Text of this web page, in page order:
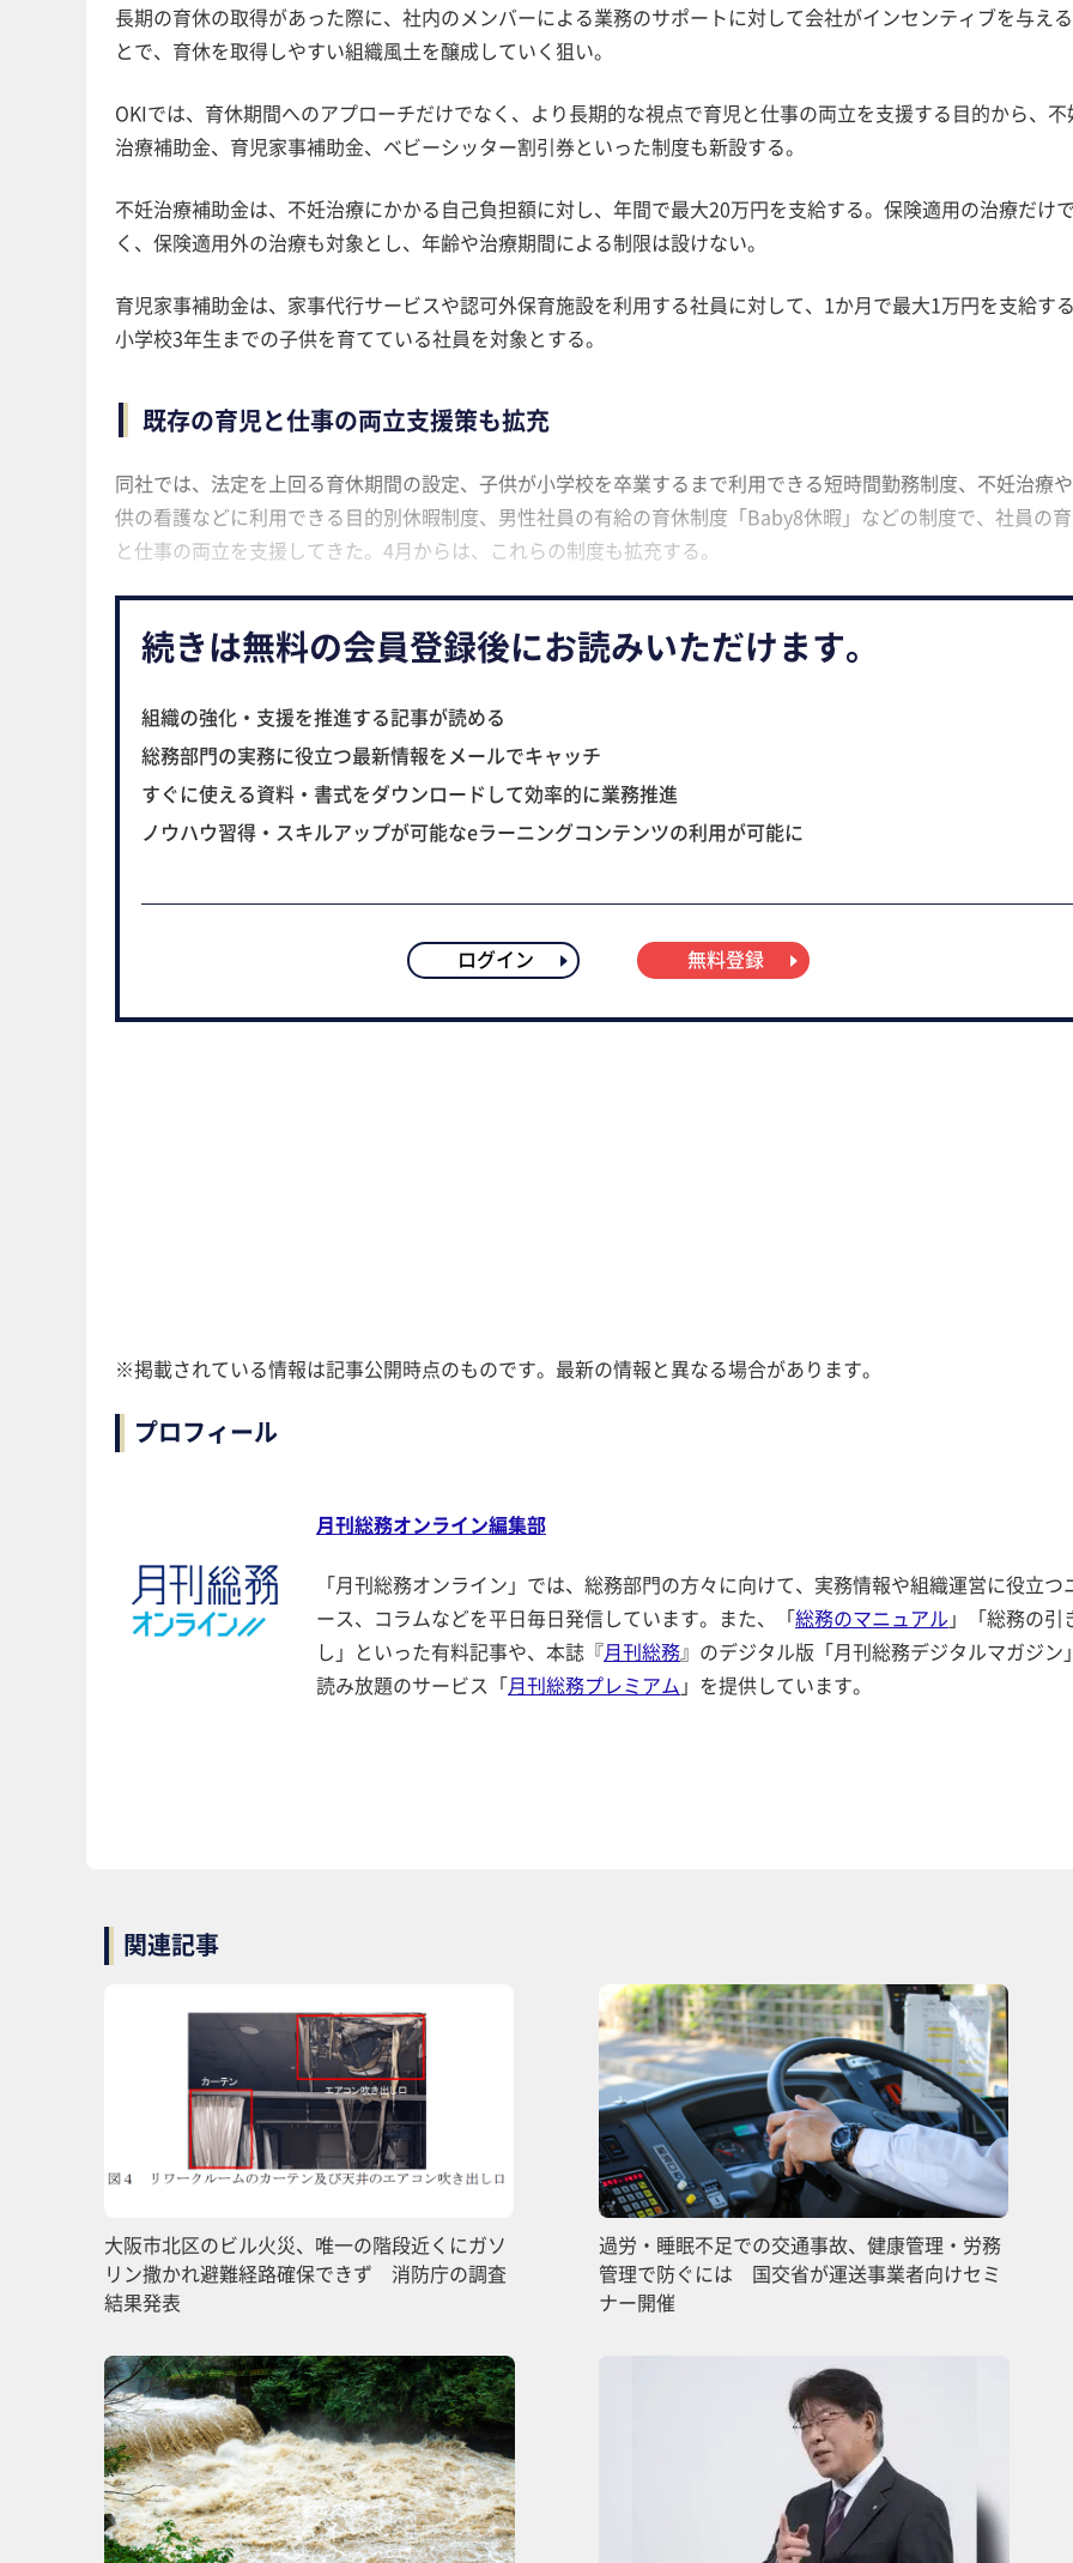
長期の育休の取得があった際に、社内のメンバーによる業務のサポートに対して会社がインセンティブを与え
とで、育休を取得しやすい組織風土を醸成していく狙い。
OKIでは、育休期間へのアプローチだけでなく、より長期的な視点で育児と仕事の両立を支援する目的から、不
治療補助金、育児家事補助金、ベビーシッター割引券といった制度も新設する。
不妊治療補助金は、不妊治療にかかる自己負担額に対し、年間で最大20万円を支給する。保険適用の治療だけ
く、保険適用外の治療も対象とし、年齢や治療期間による制限は設けない。
育児家事補助金は、家事代行サービスや認可外保育施設を利用する社員に対して、1か月で最大1万円を支給す
小学校3年生までの子供を育てている社員を対象とする。
既存の育児と仕事の両立支援策も拡充
同社では、法定を上回る育休期間の設定、子供が小学校を卒業するまで利用できる短時間勤務制度、不妊治療
供の看護などに利用できる目的別休暇制度、男性社員の有給の育休制度「Baby8休暇」などの制度で、社員の
と仕事の両立を支援してきた。4月からは、これらの制度も拡充する。
続きは無料の会員登録後にお読みいただけます。
組織の強化・支援を推進する記事が読める
総務部門の実務に役立つ最新情報をメールでキャッチ
すぐに使える資料・書式をダウンロードして効率的に業務推進
ノウハウ習得・スキルアップが可能なeラーニングコンテンツの利用が可能に
ログイン 無料登録
※掲載されている情報は記事公開時点のものです。最新の情報と異なる場合があります。
プロフィール
月刊総務オンライン編集部
「月刊総務オンライン」では、総務部門の方々に向けて、実務情報や組織運営に役立つ
ース、コラムなどを平日毎日発信しています。また、「総務のマニュアル 」「総務の引
し」といった有料記事や、本誌『月刊総務』のデジタル版「月刊総務デジタルマガジン
読み放題のサービス「月刊総務プレミアム 」を提供しています。
関連記事
大阪市北区のビル火災、唯一の階段近くにガソ
リン撒かれ避難経路確保できず 消防庁の調査
結果発表
過労・睡眠不足での交通事故、健康管理・労務
管理で防ぐには 国交省が運送事業者向けセミ
ナー開催